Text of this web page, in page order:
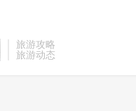
旅游攻略
旅游动态